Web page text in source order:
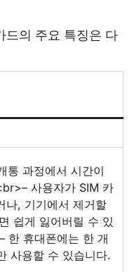
드의 주요 특징은 다
통 과정에서 시간이
사용자가 SIM 카
나, 기기에서 제거할
쉽게 잃어버릴 수 있
한 휴대폰에는 한 개
사용할 수 있습니다.